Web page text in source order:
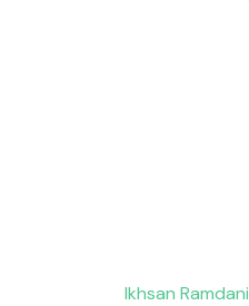
Ikhsan Ramdani